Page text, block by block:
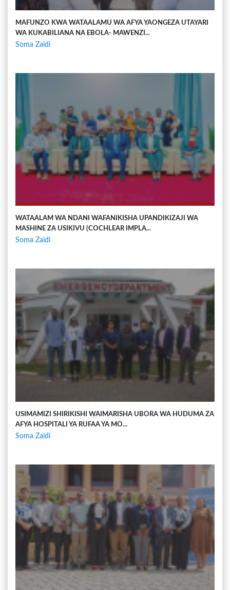
MAFUNZO KWA WATAALAMU WA AFYA YAONGEZA UTAYARI
WA KUKABILIANA NA EBOLA- MAWENZI...
Soma Zaidi
WATAALAM WA NDANI WAFANIKISHA UPANDIKIZAJI WA
MASHINE ZA USIKIVU (COCHLEAR IMPLA...
Soma Zaidi
USIMAMIZI SHIRIKISHI WAIMARISHA UBORA WA HUDUMA ZA
AFYA HOSPITALI YA RUFAA YA MO...
Soma Zaidi